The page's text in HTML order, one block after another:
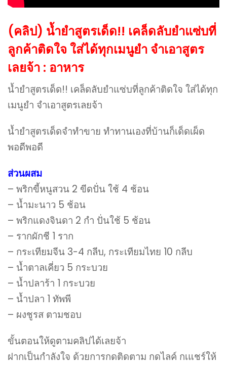
(คลิป) น้ำยำสูตรเด็ด!! เคล็ดลับยำแซ่บที่
ลูกค้าติดใจ​ ใส่ได้ทุกเมนูยำ​ จำเอาสูตร
เลยจ้า : อาหาร
น้ำยำสูตรเด็ด!! เคล็ดลับยำแซ่บที่ลูกค้าติดใจ​ ใส่ได้ทุก
เมนูยำ​ จำเอาสูตรเลยจ้า
น้ำยำสูตรเด็ด​จำทำขาย​ ทำทานเองที่บ้านก็เด็ดเผ็ด
พอดีพอดี
ส่วนผสม
– พริกขี้หนูสวน​ 2​ ขีดปั่น​ ใช้​ 4​ ช้อน
– น้ำมะนาว​ 5​ ช้อน
– พริกแดงจินดา​ 2​ กำ​ ปั่นใช้​ 5​ ช้อน
– รากผักชี​ 1 ราก
– กระเทียมจีน​ 3-4​ กลีบ, กระเทียมไทย​ 10​ กลีบ
– น้ำตาลเคี่ยว 5​ กระบวย
– น้ำปลาร้า​ 1​ กระบวย
– น้ำปลา​ 1​ ทัพพี
– ผงชูรส​ ตามชอบ
ขั้นตอนให้ดูตามคลิปได้เลยจ้า
ฝากเป็นกำลังใจ​ ด้วยการกดติดตาม​ กดไลค์​ กเแชร์ให้